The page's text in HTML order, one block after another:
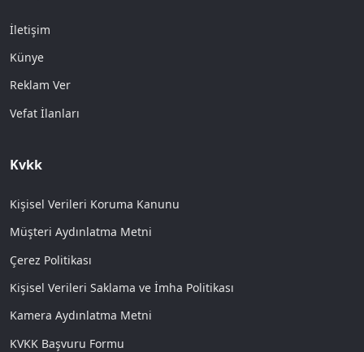
İletişim
Künye
Reklam Ver
Vefat İlanları
Kvkk
Kişisel Verileri Koruma Kanunu
Müşteri Aydınlatma Metni
Çerez Politikası
Kişisel Verileri Saklama ve İmha Politikası
Kamera Aydınlatma Metni
KVKK Başvuru Formu